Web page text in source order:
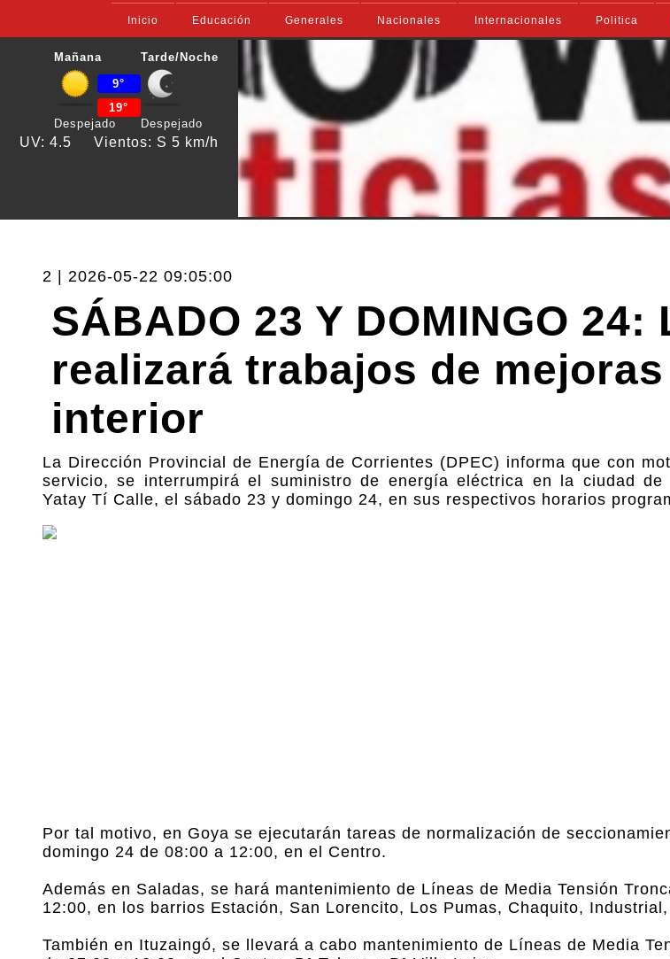
Inicio Educación Generales Nacionales Internacionales Politica
Mañana
Despejado
9°
19°
Tarde/Noche
Despejado
UV: 4.5 Vientos: S 5 km/h
2 | 2026-05-22 09:05:00
SÁBADO 23 Y DOMINGO 24:
realizará trabajos de
interior
La Dirección Provincial de Energía de Corrientes (DPEC) informa que con
servicio, se interrumpirá el suministro de energía eléctrica en la ciudad de
Yatay Tí Calle, el sábado 23 y domingo 24, en sus respectivos horarios
Por tal motivo, en Goya se ejecutarán tareas de normalización de
domingo 24 de 08:00 a 12:00, en el Centro.
Además en Saladas, se hará mantenimiento de Líneas de Media Tensión
12:00, en los barrios Estación, San Lorencito, Los Pumas, Chaquito,
También en Ituzaingó, se llevará a cabo mantenimiento de Líneas de Media